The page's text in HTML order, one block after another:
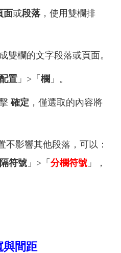
面或段落 ，使用雙欄排
雙欄的文字段落或頁面。
置 」>「 欄 」。
確定 ，僅選取的內容將
不影響其他段落，可以：
符號 」>「 分欄符號 」，
與間距